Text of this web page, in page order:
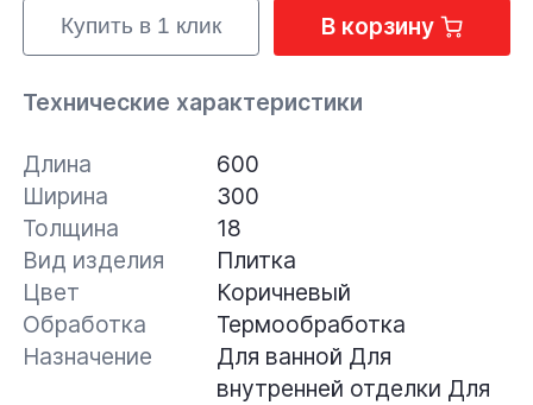
Купить в 1 клик В корзину
Технические характеристики
Длина
600
Ширина
300
Толщина
18
Вид изделия
Плитка
Цвет
Коричневый
Обработка
Термообработка
Назначение
Для ванной Для
внутренней отделки Для